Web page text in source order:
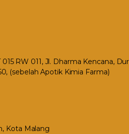
RW 011, Jl. Dharma Kencana,
(sebelah Apotik Kimia Farma)
Kota Malang